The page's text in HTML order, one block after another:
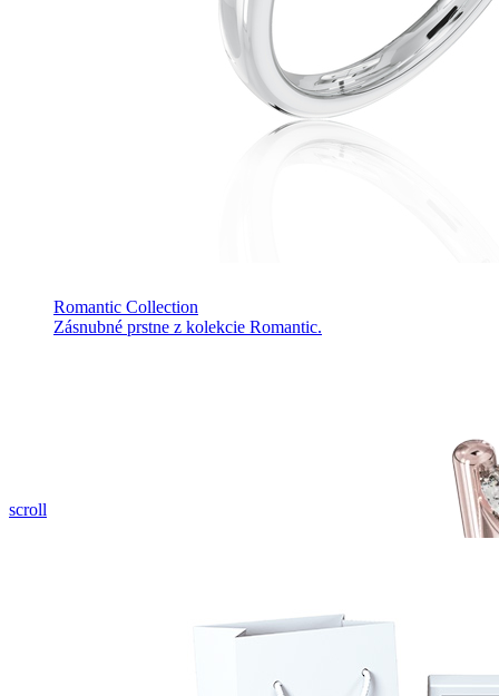
Romantic Collection
Zásnubné prstne z kolekcie Romantic.
scroll